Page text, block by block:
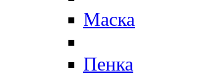
Маска
Пенка